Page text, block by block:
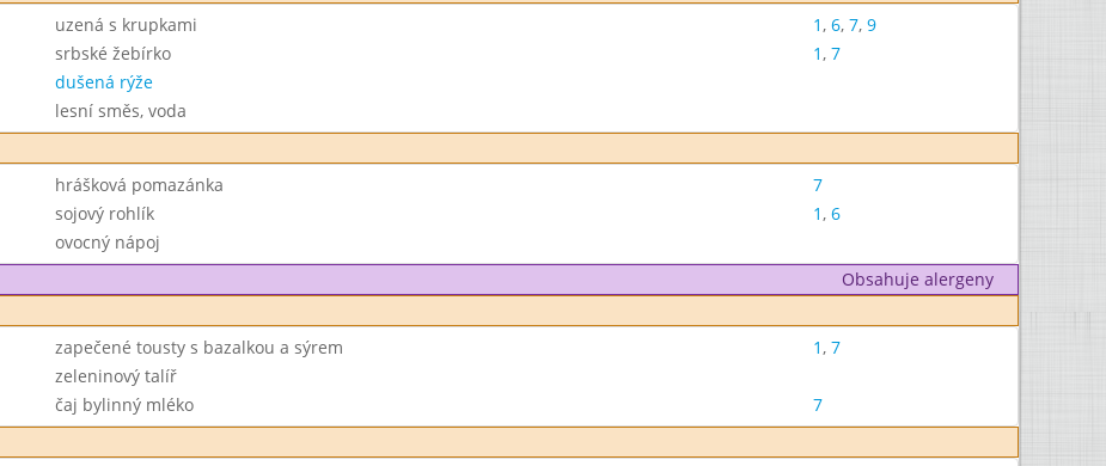
uzená s krupkami 1, 6, 7, 9
srbské žebírko 1, 7
dušená rýže
lesní směs, voda
hrášková pomazánka
7
sojový rohlík 1, 6
ovocný nápoj
Obsahuje alergeny
zapečené tousty s bazalkou a sýrem 1, 7
zeleninový talíř
čaj bylinný mléko
7